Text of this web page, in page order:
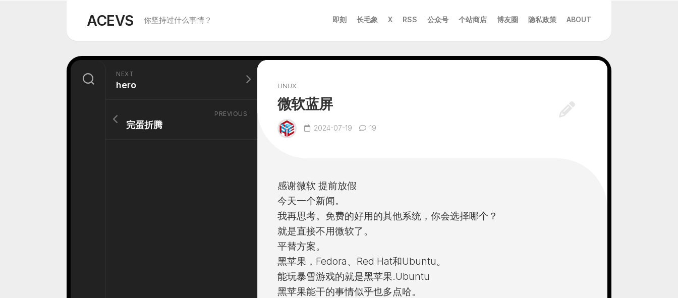
ACEVS 你坚持过什么事情？ 即刻 长毛象 X RSS 公众号 个站商店 博友圈 隐私政策 ABOUT
LINUX
微软蓝屏
2024-07-19 19
感谢微软 提前放假
今天一个新闻。
我再思考。免费的好用的其他系统，你会选择哪个？
就是直接不用微软了。
平替方案。
黑苹果，Fedora、Red Hat和Ubuntu。
能玩暴雪游戏的就是黑苹果.Ubuntu
黑苹果能干的事情似乎也多点哈。
NEXT
hero
PREVIOUS
完蛋折腾